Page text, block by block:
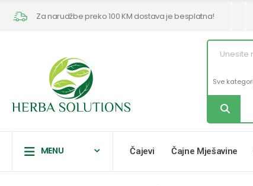
Za narudžbe preko 100 KM dostava je besplatna!
MENU Čajevi Čajne Mješavine